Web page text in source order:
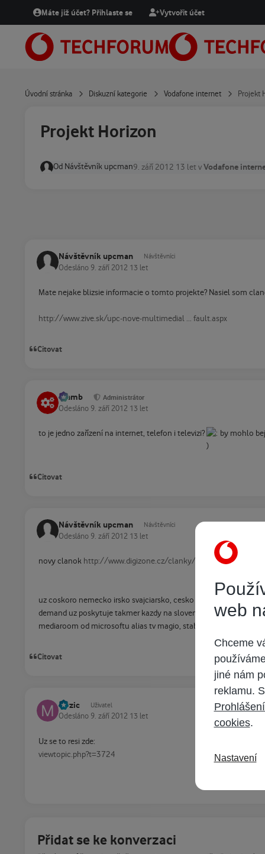
Přejít na obsah
Máte již účet? Přihlaste se Vytvořit účet
Úvodní stránka Diskuzní kategorie Vodafone internet Projekt
Projekt Horizon
Od Návštěvník upcman9. září 2012 13 let vVodafone
Návštěvník upcman Návštěvníci
Odesláno 9. září 2012 13 let
Mate nejake blizsie informacie o tomto projekte? Nasiel som
http://www.zive.sk/upc-nove-multimedial ... fault.aspx
Citovat
Slamb Administrátor
Odesláno 9. září 2012 13 let
to je jedno zařízení na internet, telefon i televizi? by mohlo
Citovat
Návštěvník upcman Návštěvníci
Odesláno 9. září 2012 13 let
novy clanok http://www.digizone.cz/clanky/upc-zacal ...
uz coskoro nemecko irsko svajciarsko, cesko nedohladne,
demand uz poskytuje takmer kazdy na slovensku o novinku by
mediaroom od microsoftu alias tv magio, stabilita cena kvalita
Citovat
mrzic Uživatel
Odesláno 9. září 2012 13 let
Uz se to resi zde:
viewtopic.php?t=3724
Přidat se ke konverzaci
web
Chceme
jiné nám
reklamu.
cookies.
Nastavení